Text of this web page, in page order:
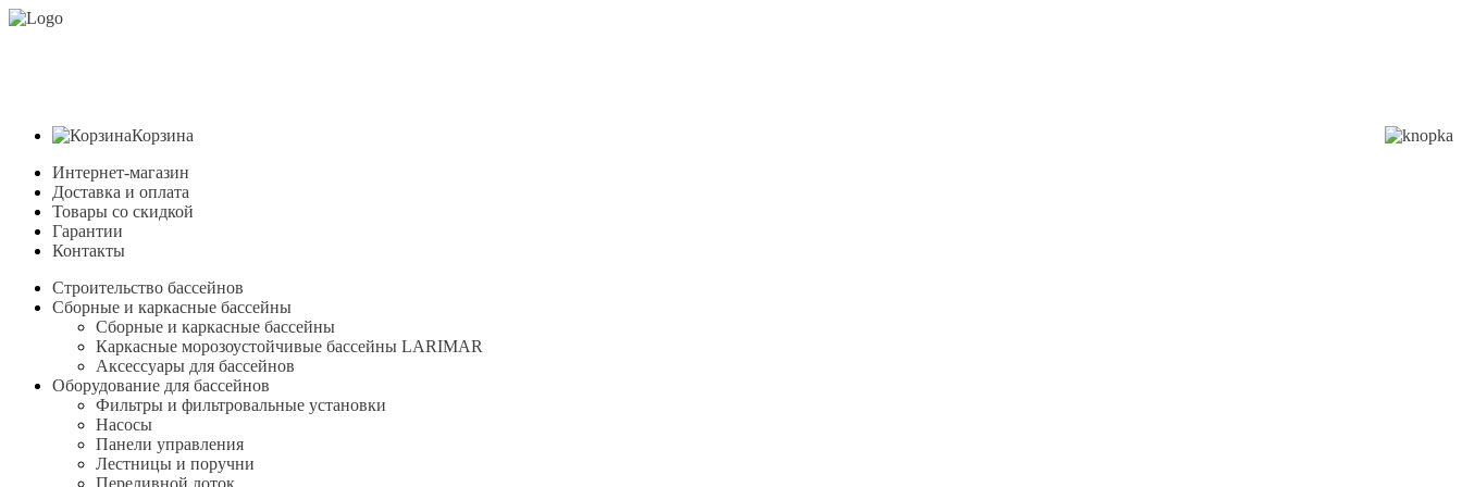
Корзина
Интернет-магазин
Доставка и оплата
Товары со скидкой
Гарантии
Контакты
Строительство бассейнов
Сборные и каркасные бассейны
Сборные и каркасные бассейны
Каркасные морозоустойчивые бассейны LARIMAR
Аксессуары для бассейнов
Оборудование для бассейнов
Фильтры и фильтровальные установки
Насосы
Панели управления
Лестницы и поручни
Переливной лоток